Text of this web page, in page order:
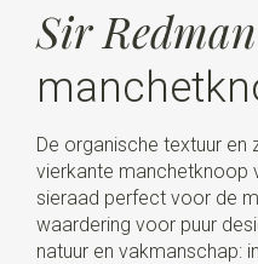
Sir Redman
De organische textuur en
vierkante manchetknoop
sieraad perfect voor de
waardering voor puur
natuur en vakmanschap: